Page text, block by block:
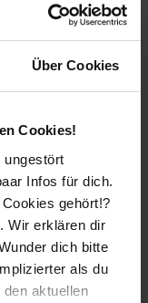
Über Cookies
Cookies!
ungestört
Infos für dich.
gehört!?
Wir erklären dir
dich bitte
als du
aktuellen
(KIA) mit
Bochum GmbH